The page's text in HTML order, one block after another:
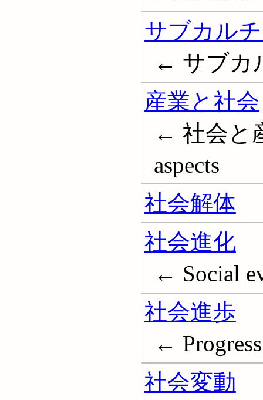
サブカル
← サブカ
産業と社会
← 社会と
aspects
社会解体
社会進化
← Social
社会進歩
← Progress
社会変動